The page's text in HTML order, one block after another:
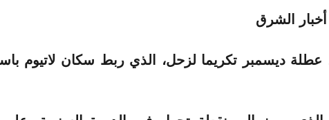
الشرق
عطلة ديسمبر تكريما لزحل، الذي ربط سكان لاتيوم